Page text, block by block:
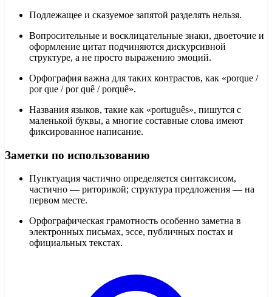
Подлежащее и сказуемое запятой разделять нельзя.
Вопросительные и восклицательные знаки, двоеточие и
оформление цитат подчиняются дискурсивной
структуре, а не просто выражению эмоций.
Орфография важна для таких контрастов, как «porque /
por que / por quê / porquê».
Названия языков, такие как «português», пишутся с
маленькой буквы, а многие составные слова имеют
фиксированное написание.
Заметки по использованию
Пунктуация частично определяется синтаксисом,
частично — риторикой; структура предложения — на
первом месте.
Орфографическая грамотность особенно заметна в
электронных письмах, эссе, публичных постах и
официальных текстах.